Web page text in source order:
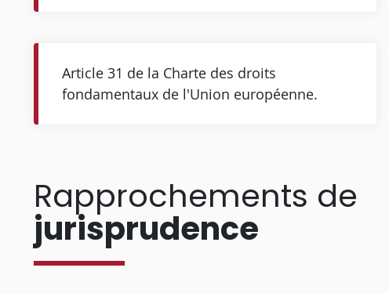
Article 31 de la Charte des droits
fondamentaux de l'Union européenne.
Rapprochements de
jurisprudence